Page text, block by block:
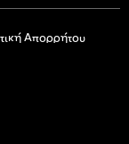
Απορρήτου